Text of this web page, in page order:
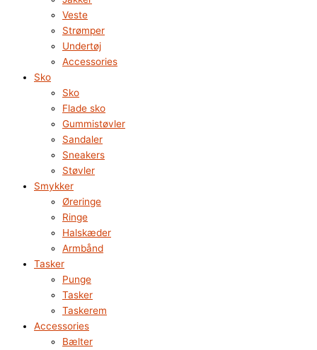
Veste
Strømper
Undertøj
Accessories
Sko
Sko
Flade sko
Gummistøvler
Sandaler
Sneakers
Støvler
Smykker
Øreringe
Ringe
Halskæder
Armbånd
Tasker
Punge
Tasker
Taskerem
Accessories
Bælter